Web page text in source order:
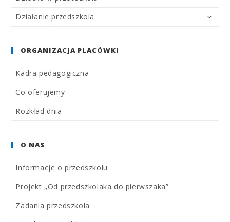
Działanie przedszkola
ORGANIZACJA PLACÓWKI
Kadra pedagogiczna
Co oferujemy
Rozkład dnia
O NAS
Informacje o przedszkolu
Projekt „Od przedszkolaka do pierwszaka”
Zadania przedszkola